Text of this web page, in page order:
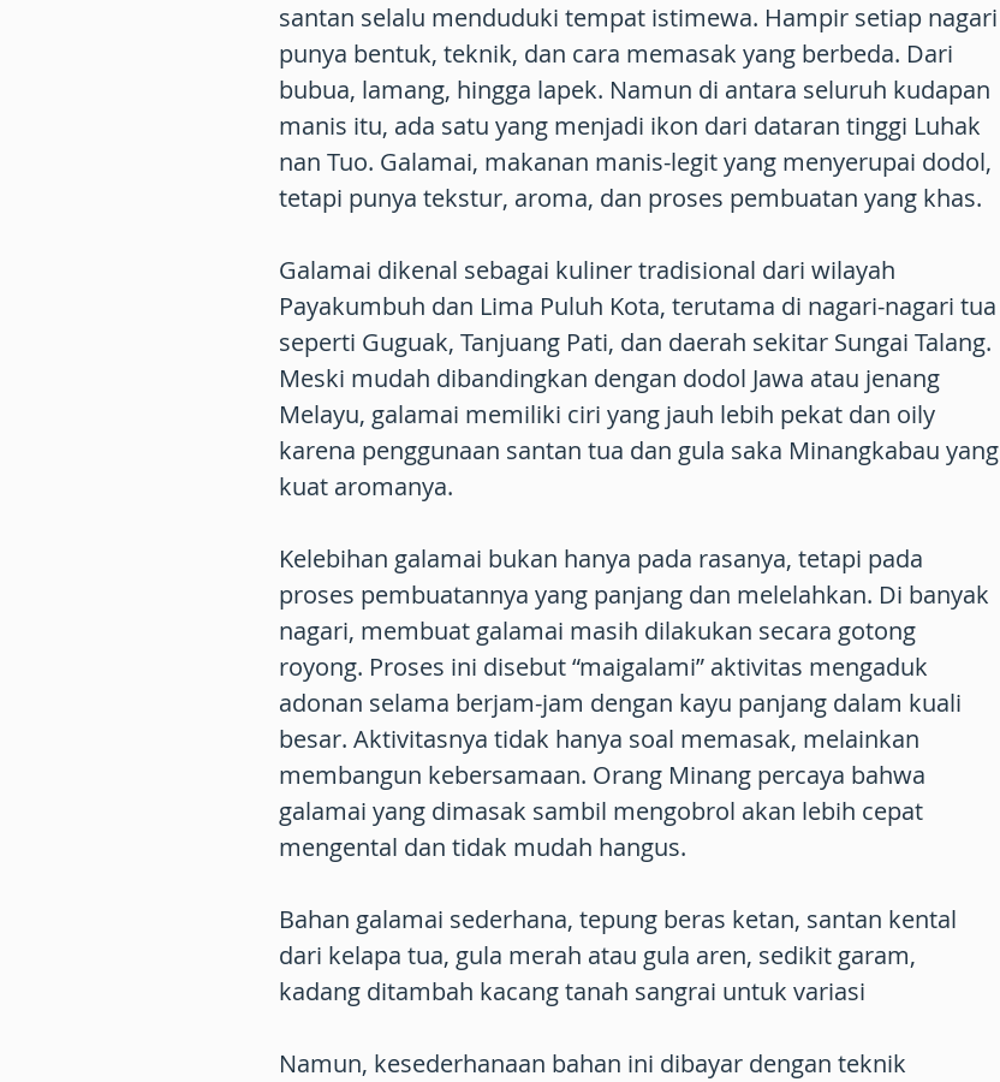
santan selalu menduduki tempat istimewa. Hampir setiap nagari
punya bentuk, teknik, dan cara memasak yang berbeda. Dari
bubua, lamang, hingga lapek. Namun di antara seluruh kudapan
manis itu, ada satu yang menjadi ikon dari dataran tinggi Luhak
nan Tuo. Galamai, makanan manis-legit yang menyerupai dodol,
tetapi punya tekstur, aroma, dan proses pembuatan yang khas.
Galamai dikenal sebagai kuliner tradisional dari wilayah
Payakumbuh dan Lima Puluh Kota, terutama di nagari-nagari tua
seperti Guguak, Tanjuang Pati, dan daerah sekitar Sungai Talang.
Meski mudah dibandingkan dengan dodol Jawa atau jenang
Melayu, galamai memiliki ciri yang jauh lebih pekat dan oily
karena penggunaan santan tua dan gula saka Minangkabau yang
kuat aromanya.
Kelebihan galamai bukan hanya pada rasanya, tetapi pada
proses pembuatannya yang panjang dan melelahkan. Di banyak
nagari, membuat galamai masih dilakukan secara gotong
royong. Proses ini disebut “maigalami” aktivitas mengaduk
adonan selama berjam-jam dengan kayu panjang dalam kuali
besar. Aktivitasnya tidak hanya soal memasak, melainkan
membangun kebersamaan. Orang Minang percaya bahwa
galamai yang dimasak sambil mengobrol akan lebih cepat
mengental dan tidak mudah hangus.
Bahan galamai sederhana, tepung beras ketan, santan kental
dari kelapa tua, gula merah atau gula aren, sedikit garam,
kadang ditambah kacang tanah sangrai untuk variasi
Namun, kesederhanaan bahan ini dibayar dengan teknik